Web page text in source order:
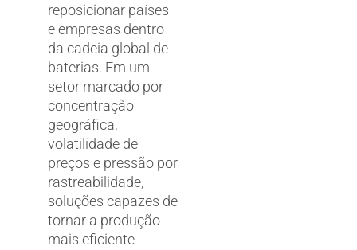
reposicionar países
e empresas dentro
da cadeia global de
baterias. Em um
setor marcado por
concentração
geográfica,
volatilidade de
preços e pressão por
rastreabilidade,
soluções capazes de
tornar a produção
mais eficiente